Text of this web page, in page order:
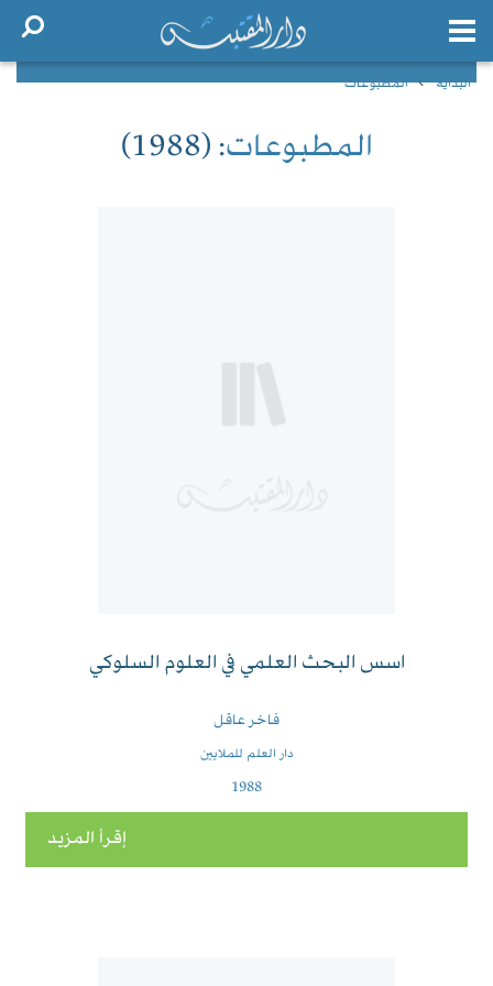
البداية المطبوعات
المطبوعات: (1988)
اسس البحث العلمي في العلوم السلوكي
فاخر عاقل
دار العلم للملايين
1988
إقرأ المزيد